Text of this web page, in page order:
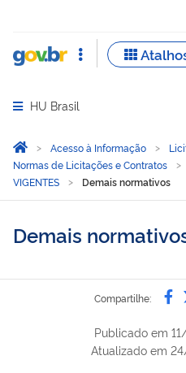
Abrir menu principal de
HU Brasil
Você está aqui:
Página Inicial
Acesso à Informação
Normas de Licitações e Contratos
VIGENTES
Demais normativos
Demais
Compartilhe:
Publicado em
Atualizado em